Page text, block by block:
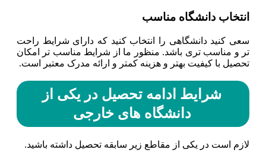
انتخاب دانشگاه مناسب
سعی کنید دانشگاهی را انتخاب کنید که دارای شرایط راحت
تر و مناسب تری باشد. منظور ما از شرایط مناسب تر امکان
تحصیل با کیفیت بهتر و هزینه کمتر و ارائه مدرک معتبر است.
شرایط ادامه تحصیل در یکی از
دانشگاه های خارجی
لازم است در یکی از مقاطع زیر سابقه تحصیل داشته باشید.